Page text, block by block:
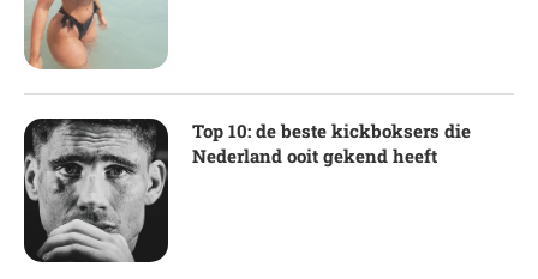
Top 10: de beste kickboksers die
Nederland ooit gekend heeft